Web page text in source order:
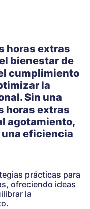
horas extras
bienestar de
cumplimiento
la
Sin una
horas extras
agotamiento,
eficiencia
prácticas para
ofreciendo ideas
la